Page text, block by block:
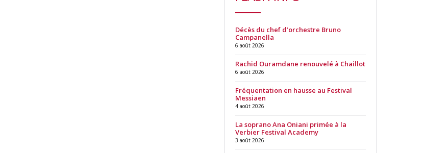
Décès du chef d’orchestre Bruno
Campanella
6 août 2026
Rachid Ouramdane renouvelé à Chaillot
6 août 2026
Fréquentation en hausse au Festival
Messiaen
4 août 2026
La soprano Ana Oniani primée à la
Verbier Festival Academy
3 août 2026